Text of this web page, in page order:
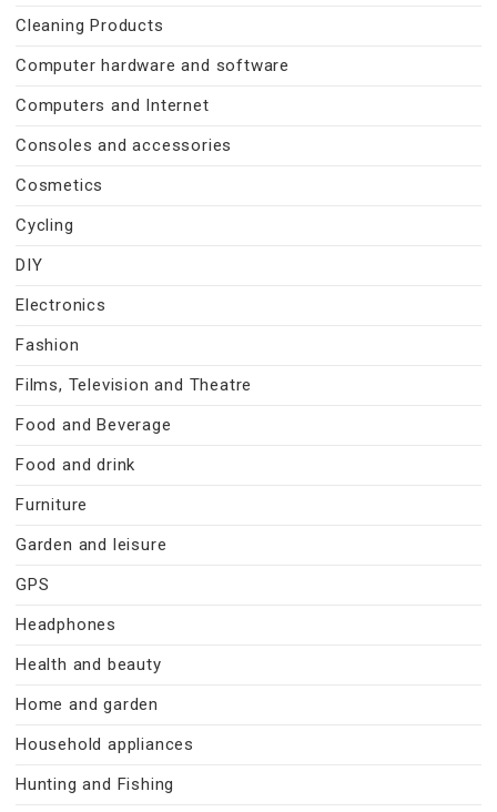
Cleaning Products
Computer hardware and software
Computers and Internet
Consoles and accessories
Cosmetics
Cycling
DIY
Electronics
Fashion
Films, Television and Theatre
Food and Beverage
Food and drink
Furniture
Garden and leisure
GPS
Headphones
Health and beauty
Home and garden
Household appliances
Hunting and Fishing